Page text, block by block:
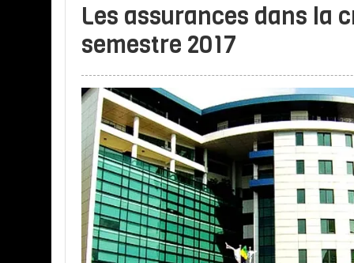
Les assurances dans la
semestre 2017